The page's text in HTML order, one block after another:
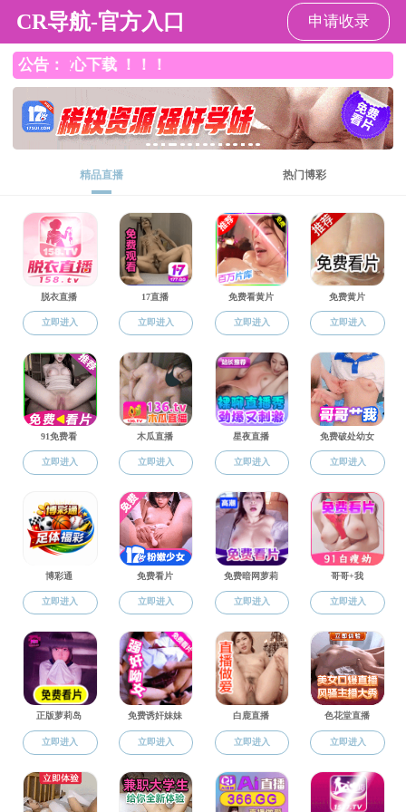
美女做爱
组织机构
> 院办公室
> 团委
> 昆虫学系
> 植物病理学系
> 农药学系
> 植物科学系
> 中心实验室
> 学术委员会
> 分工会委员会
当前位置：美女做爱 >组织机构> 植物科学系>